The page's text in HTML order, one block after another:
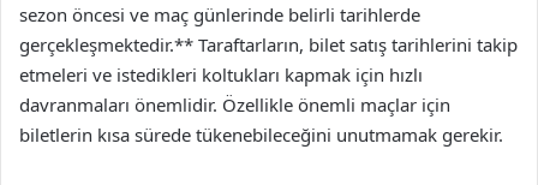
sezon öncesi ve maç günlerinde belirli tarihlerde
gerçekleşmektedir.** Taraftarların, bilet satış tarihlerini takip
etmeleri ve istedikleri koltukları kapmak için hızlı
davranmaları önemlidir. Özellikle önemli maçlar için
biletlerin kısa sürede tükenebileceğini unutmamak gerekir.